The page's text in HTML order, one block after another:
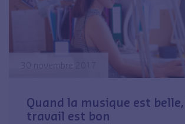
Quand la musique est
travail est bon